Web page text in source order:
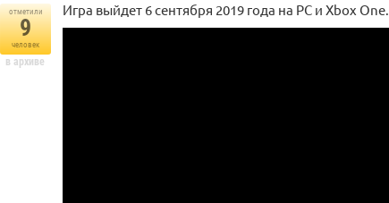
отметили
9
человек
в архиве
Игра выйдет 6 сентября 2019 года на PC и Xbox One.